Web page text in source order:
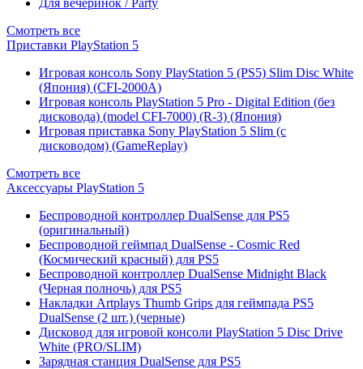
Для вечеринок / Party
Смотреть все
Приставки PlayStation 5
Игровая консоль Sony PlayStation 5 (PS5) Slim Disc White
(Япония) (CFI-2000A)
Игровая консоль PlayStation 5 Pro - Digital Edition (без
дисковода) (model CFI-7000) (R-3) (Япония)
Игровая приставка Sony PlayStation 5 Slim (с
дисководом) (GameReplay)
Смотреть все
Аксессуары PlayStation 5
Беспроводной контроллер DualSense для PS5
(оригинальный)
Беспроводной геймпад DualSense - Cosmic Red
(Космический красный) для PS5
Беспроводной контроллер DualSense Midnight Black
(Черная полночь) для PS5
Накладки Artplays Thumb Grips для геймпада PS5
DualSense (2 шт.) (черные)
Дисковод для игровой консоли PlayStation 5 Disc Drive
White (PRO/SLIM)
Зарядная станция DualSense для PS5